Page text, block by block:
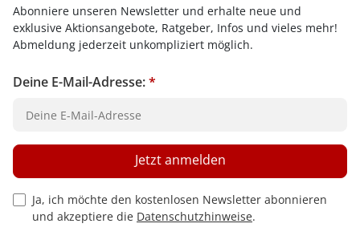
Abonniere unseren Newsletter und erhalte neue und
exklusive Aktionsangebote, Ratgeber, Infos und vieles mehr!
Abmeldung jederzeit unkompliziert möglich.
Deine E-Mail-Adresse:*
Privacy Policy Checkbox
Ja, ich möchte den kostenlosen Newsletter abonnieren
und akzeptiere die Datenschutzhinweise.
Jetzt anmelden